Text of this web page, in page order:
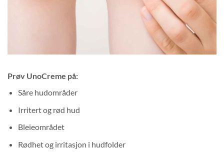
Prøv UnoCreme på:
Såre hudområder
Irritert og rød hud
Bleieområdet
Rødhet og irritasjon i hudfolder